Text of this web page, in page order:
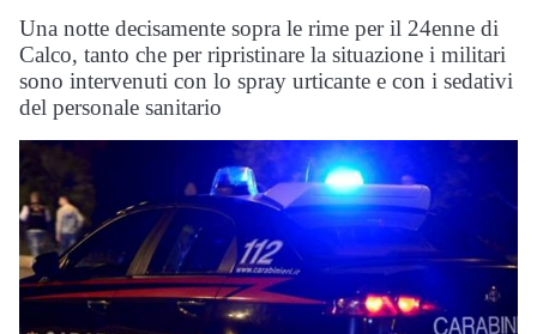
Una notte decisamente sopra le rime per il 24enne di
Calco, tanto che per ripristinare la situazione i militari
sono intervenuti con lo spray urticante e con i sedativi
del personale sanitario